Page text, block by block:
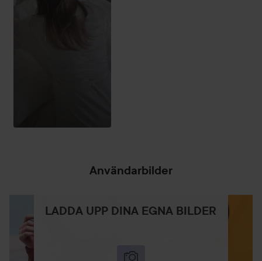
Användarbilder
LADDA UPP DINA EGNA BILDER